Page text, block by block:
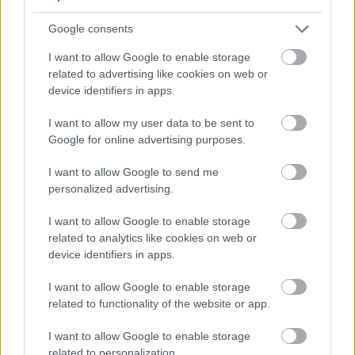
Google consents
I want to allow Google to enable storage
related to advertising like cookies on web or
device identifiers in apps.
I want to allow my user data to be sent to
Google for online advertising purposes.
I want to allow Google to send me
personalized advertising.
I want to allow Google to enable storage
related to analytics like cookies on web or
device identifiers in apps.
I want to allow Google to enable storage
related to functionality of the website or app.
I want to allow Google to enable storage
related to personalization.
Meccs Center